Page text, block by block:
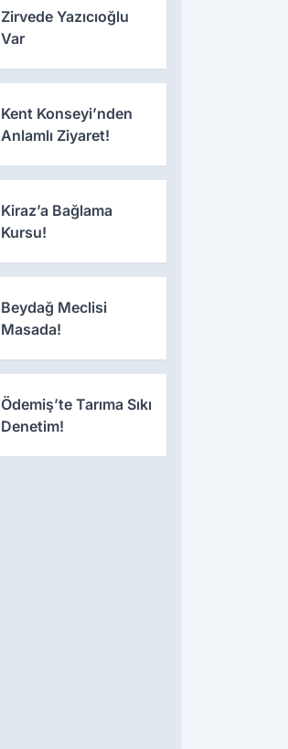
Zirvede Yazıcıoğlu
Var
Kent Konseyi’nden
Anlamlı Ziyaret!
Kiraz’a Bağlama
Kursu!
Beydağ Meclisi
Masada!
Ödemiş’te Tarıma Sıkı
Denetim!